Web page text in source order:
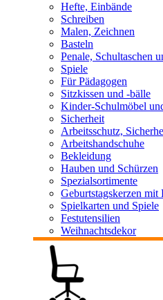
Hefte, Einbände
Schreiben
Malen, Zeichnen
Basteln
Penale, Schultaschen
Spiele
Für Pädagogen
Sitzkissen und -bälle
Kinder-Schulmöbel
Sicherheit
Arbeitsschutz,
Arbeitshandschuhe
Bekleidung
Hauben und Schürzen
Spezialsortimente
Geburtstagskerzen mit
Spielkarten und Spiele
Festutensilien
Weihnachtsdekor